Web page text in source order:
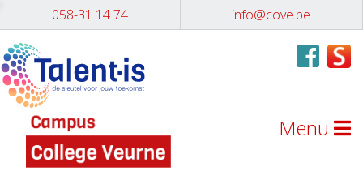
058-31 14 74 info@cove.be
Menu